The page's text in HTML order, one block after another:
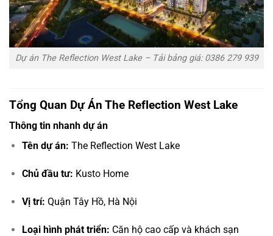
Dự án The Reflection West Lake – Tải bảng giá: 0386 279 939
Tổng Quan Dự Án The Reflection West Lake
Thông tin nhanh dự án
Tên dự án: The Reflection West Lake
Chủ đầu tư: Kusto Home
Vị trí: Quận Tây Hồ, Hà Nội
Loại hình phát triển: Căn hộ cao cấp và khách sạn